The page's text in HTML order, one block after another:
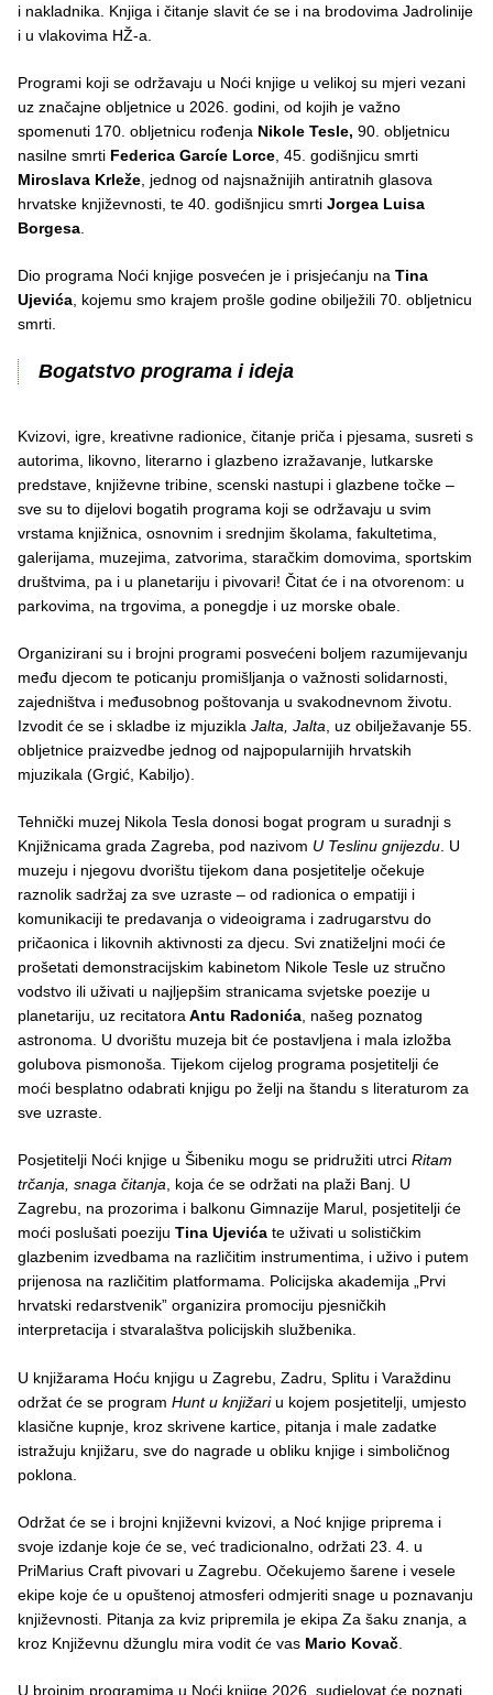
i nakladnika. Knjiga i čitanje slavit će se i na brodovima Jadrolinije
i u vlakovima HŽ-a.
Programi koji se održavaju u Noći knjige u velikoj su mjeri vezani
uz značajne obljetnice u 2026. godini, od kojih je važno
spomenuti 170. obljetnicu rođenja Nikole Tesle, 90. obljetnicu
nasilne smrti Federica Garcíe Lorce , 45. godišnjicu smrti
Miroslava Krleže , jednog od najsnažnijih antiratnih glasova
hrvatske književnosti, te 40. godišnjicu smrti Jorgea Luisa
Borgesa
Dio programa Noći knjige posvećen je i prisjećanju na Tina
Ujevića , kojemu smo krajem prošle godine obilježili 70. obljetnicu
smrti.
Bogatstvo programa i ideja
Kvizovi, igre, kreativne radionice, čitanje priča i pjesama, susreti s
autorima, likovno, literarno i glazbeno izražavanje, lutkarske
predstave, književne tribine, scenski nastupi i glazbene točke –
sve su to dijelovi bogatih programa koji se održavaju u svim
vrstama knjižnica, osnovnim i srednjim školama, fakultetima,
galerijama, muzejima, zatvorima, staračkim domovima, sportskim
društvima, pa i u planetariju i pivovari! Čitat će i na otvorenom: u
parkovima, na trgovima, a ponegdje i uz morske obale.
Organizirani su i brojni programi posvećeni boljem razumijevanju
među djecom te poticanju promišljanja o važnosti solidarnosti,
zajedništva i međusobnog poštovanja u svakodnevnom životu.
Izvodit će se i skladbe iz mjuzikla Jalta, Jalta , uz obilježavanje 55.
obljetnice praizvedbe jednog od najpopularnijih hrvatskih
mjuzikala (Grgić, Kabiljo).
Tehnički muzej Nikola Tesla donosi bogat program u suradnji s
Knjižnicama grada Zagreba, pod nazivom U Teslinu gnijezdu . U
muzeju i njegovu dvorištu tijekom dana posjetitelje očekuje
raznolik sadržaj za sve uzraste – od radionica o empatiji i
komunikaciji te predavanja o videoigrama i zadrugarstvu do
pričaonica i likovnih aktivnosti za djecu. Svi znatiželjni moći će
prošetati demonstracijskim kabinetom Nikole Tesle uz stručno
vodstvo ili uživati u najljepšim stranicama svjetske poezije u
planetariju, uz recitatora Antu Radonića , našeg poznatog
astronoma. U dvorištu muzeja bit će postavljena i mala izložba
golubova pismonoša. Tijekom cijelog programa posjetitelji će
moći besplatno odabrati knjigu po želji na štandu s literaturom za
sve uzraste.
Posjetitelji Noći knjige u Šibeniku mogu se pridružiti utrci Ritam
trčanja, snaga čitanja , koja će se održati na plaži Banj. U
Zagrebu, na prozorima i balkonu Gimnazije Marul, posjetitelji će
moći poslušati poeziju Tina Ujevića te uživati u solističkim
glazbenim izvedbama na različitim instrumentima, i uživo i putem
prijenosa na različitim platformama. Policijska akademija „Prvi
hrvatski redarstvenik” organizira promociju pjesničkih
interpretacija i stvaralaštva policijskih službenika.
U knjižarama Hoću knjigu u Zagrebu, Zadru, Splitu i Varaždinu
održat će se program Hunt u knjižariu kojem posjetitelji, umjesto
klasične kupnje, kroz skrivene kartice, pitanja i male zadatke
istražuju knjižaru, sve do nagrade u obliku knjige i simboličnog
poklona.
Održat će se i brojni književni kvizovi, a Noć knjige priprema i
svoje izdanje koje će se, već tradicionalno, održati 23. 4. u
PriMarius Craft pivovari u Zagrebu. Očekujemo šarene i vesele
ekipe koje će u opuštenoj atmosferi odmjeriti snage u poznavanju
književnosti. Pitanja za kviz pripremila je ekipa Za šaku znanja, a
kroz Književnu džunglu mira vodit će vas Mario Kovač
U brojnim programima u Noći knjige 2026. sudjelovat će poznati